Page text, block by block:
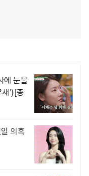
에 눈물
새')[종
의혹